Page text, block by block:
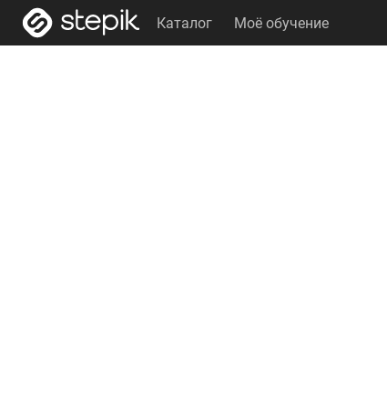
Каталог Моё обучение